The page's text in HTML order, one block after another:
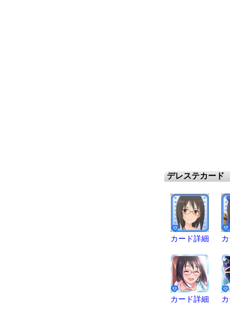
デレステカード
カード詳細
カード詳細